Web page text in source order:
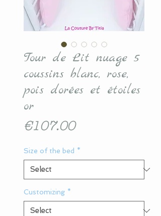
Tour de Lit nuage 5
coussins blanc, rose,
pois dorées et étoiles
or
€107.00Price
Size of the bed *
Customizing *